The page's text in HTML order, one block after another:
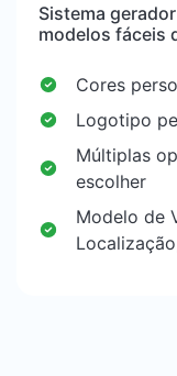
Sistema
modelos fáceis
Cores
Logotipo
Múltiplas
escolher
Modelo de